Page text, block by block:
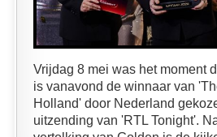
Vrijdag 8 mei was het moment
is vanavond de winnaar van
Holland' door Nederland
uitzending van 'RTL Tonight'.